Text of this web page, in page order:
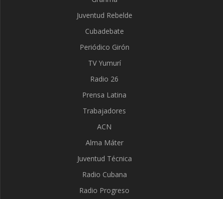
Juventud Rebelde
Cubadebate
Periódico Girón
TV Yumurí
Radio 26
Prensa Latina
Trabajadores
ACN
Alma Máter
Juventud Técnica
Radio Cubana
Radio Progreso